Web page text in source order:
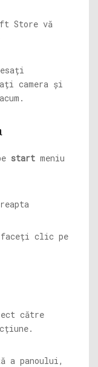
camera și
start meniu
clic pe
către
a panoului,